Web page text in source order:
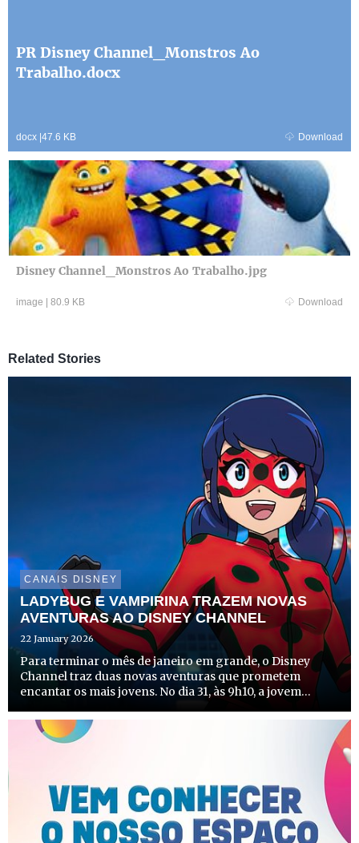
PR Disney Channel_Monstros Ao
Trabalho.docx
docx |47.6 KB Download
Disney Channel_Monstros Ao Trabalho.jpg
image | 80.9 KB Download
Related Stories
CANAIS DISNEY
LADYBUG E VAMPIRINA TRAZEM NOVAS
AVENTURAS AO DISNEY CHANNEL
22 January 2026
Para terminar o mês de janeiro em grande, o Disney
Channel traz duas novas aventuras que prometem
encantar os mais jovens. No dia 31, às 9h10, a jovem
internacional em “Miraculous World: As Aventuras de
Ladybug em Tóquio, S...